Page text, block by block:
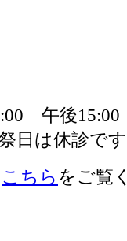
こちら をご覧